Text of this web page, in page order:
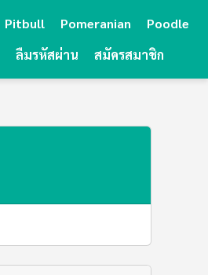
Pitbull Pomeranian
Poodle
ลืมรหัสผ่าน สมัครสมาชิก